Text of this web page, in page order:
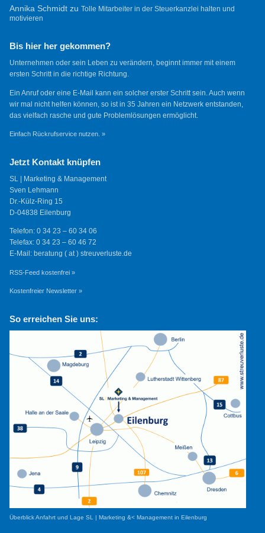
Annika Schmidtzu Tolle Mitarbeiter in der Steuerkanzlei halten und
motivieren
Bis hier her gekommen?
Unternehmen oder sein Leben zu verändern, beginnt immer mit einem
ersten Schritt in die richtige Richtung.
Ein Anruf oder eine E-Mail kann ein solcher erster Schritt sein. Auch wenn
wir mal nicht helfen können, so ist in 35 Jahren ein Netzwerk entstanden,
das vielfach rasche und gute Problemlösungen ermöglicht.
Einfach Rückrufservice nutzen. »
Jetzt Kontakt knüpfen
SL | Marketing & Management
Sven Lehmann
Dr.-Külz-Ring 15
D-04838 Eilenburg
Telefon: 0 34 23 – 60 34 06
Telefax: 0 34 23 – 60 46 72
E-Mail: beratung ( at ) streuverluste.de
RSS-Feed kostenfrei »
Kostenfreier Newsletter »
So erreichen Sie uns:
Überblick Anfahrt und Lage SL | Marketing &< Management in Eilenburg